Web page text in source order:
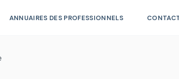
ANNUAIRES DES PROFESSIONNELS